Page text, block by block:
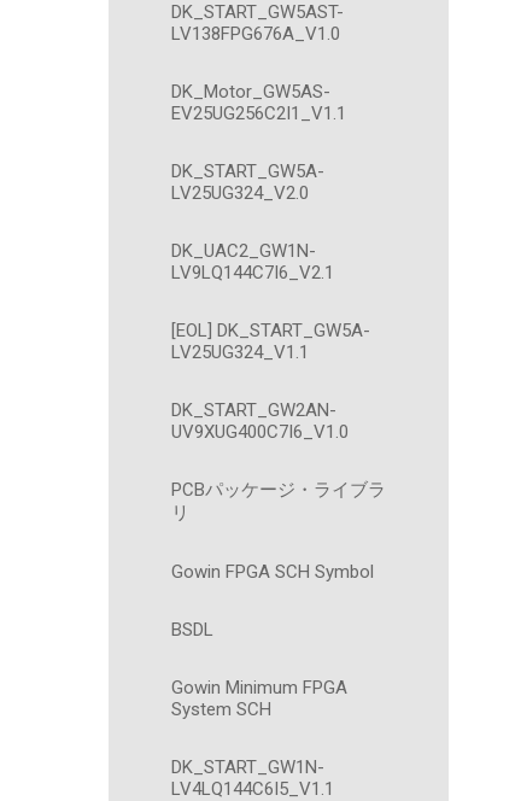
DK_START_GW5AST-
LV138FPG676A_V1.0
DK_Motor_GW5AS-
EV25UG256C2I1_V1.1
DK_START_GW5A-
LV25UG324_V2.0
DK_UAC2_GW1N-
LV9LQ144C7I6_V2.1
[EOL] DK_START_GW5A-
LV25UG324_V1.1
DK_START_GW2AN-
UV9XUG400C7I6_V1.0
PCBパッケージ・ライブラ
リ
Gowin FPGA SCH Symbol
BSDL
Gowin Minimum FPGA
System SCH
DK_START_GW1N-
LV4LQ144C6I5_V1.1